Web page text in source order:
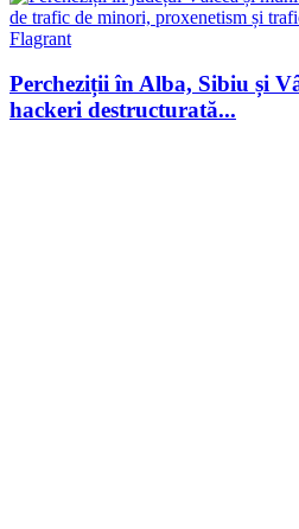
Flagrant
Percheziții în Alba, Sibiu și
hackeri destructurată...